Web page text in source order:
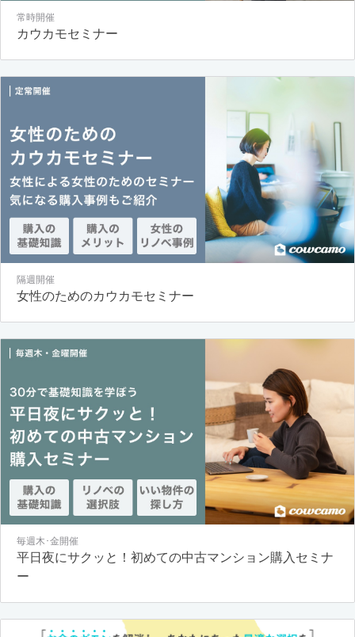
常時開催
カウカモセミナー
隔週開催
女性のためのカウカモセミナー
毎週木･金開催
平日夜にサクッと！初めての中古マンション購入セミナ
ー